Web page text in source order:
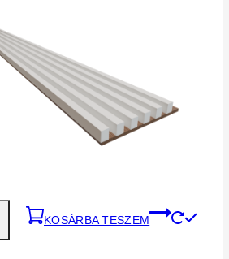
KOSÁRBA TESZEM